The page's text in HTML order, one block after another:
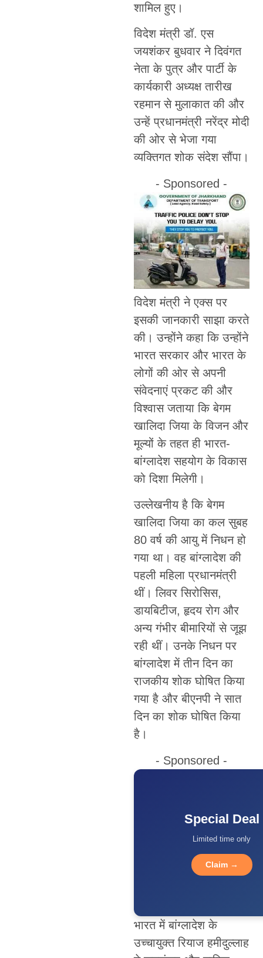
शामिल हुए।
विदेश मंत्री डॉ. एस
जयशंकर बुधवार ने दिवंगत
नेता के पुत्र और पार्टी के
कार्यकारी अध्यक्ष तारीख
रहमान से मुलाकात की और
उन्हें प्रधानमंत्री नरेंद्र मोदी
की ओर से भेजा गया
व्यक्तिगत शोक संदेश सौंपा।
- Sponsored -
विदेश मंत्री ने एक्स पर
इसकी जानकारी साझा करते
की। उन्होंने कहा कि उन्होंने
भारत सरकार और भारत के
लोगों की ओर से अपनी
संवेदनाएं प्रकट की और
विश्वास जताया कि बेगम
खालिदा जिया के विजन और
मूल्यों के तहत ही भारत-
बांग्लादेश सहयोग के विकास
को दिशा मिलेगी।
उल्लेखनीय है कि बेगम
खालिदा जिया का कल सुबह
80 वर्ष की आयु में निधन हो
गया था। वह बांग्लादेश की
पहली महिला प्रधानमंत्री
थीं। लिवर सिरोसिस,
डायबिटीज, हृदय रोग और
अन्य गंभीर बीमारियों से जूझ
रही थीं। उनके निधन पर
बांग्लादेश में तीन दिन का
राजकीय शोक घोषित किया
गया है और बीएनपी ने सात
दिन का शोक घोषित किया
है।
- Sponsored -
Special Deal
Limited time only
Claim →
भारत में बांग्लादेश के
उच्चायुक्त रियाज हमीदुल्लाह